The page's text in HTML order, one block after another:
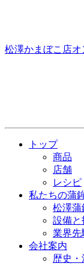
松澤かまぼこ店
トップ
商品
店舗
レシピ
私たちの蒲
松澤蒲
設備と
業界先
会社案内
歴史・